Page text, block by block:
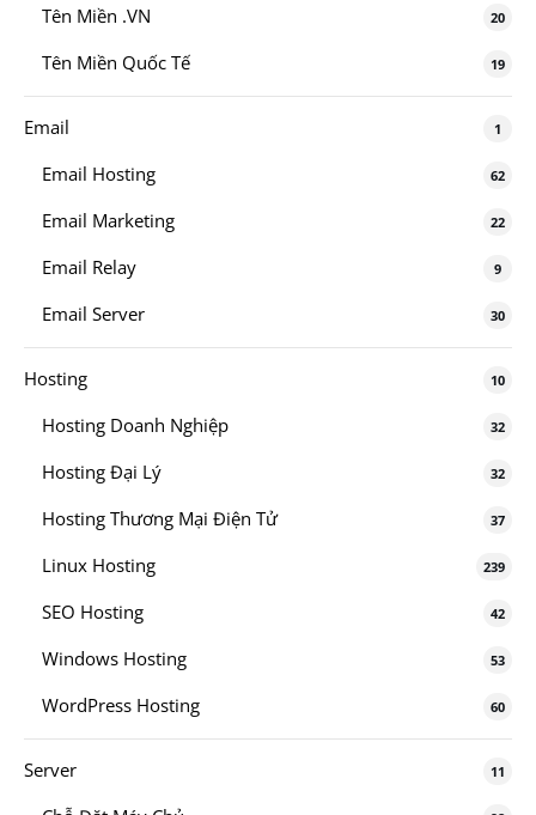
Tên Miền .VN 20
Tên Miền Quốc Tế 19
Email 1
Email Hosting 62
Email Marketing 22
Email Relay 9
Email Server 30
Hosting 10
Hosting Doanh Nghiệp 32
Hosting Đại Lý 32
Hosting Thương Mại Điện Tử 37
Linux Hosting 239
SEO Hosting 42
Windows Hosting 53
WordPress Hosting 60
Server 11